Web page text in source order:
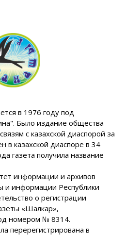
в 1976 году под
Было издание общества
с казахской диаспорой за
в казахской диаспоре в 34
газета получила название
информации и архивов
и информации Республики
о регистрации
«Шалкар»,
номером № 8314.
перерегистрирована в